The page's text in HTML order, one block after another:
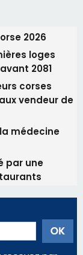
2026
loges
2081
corses
vendeur de
médecine
par une